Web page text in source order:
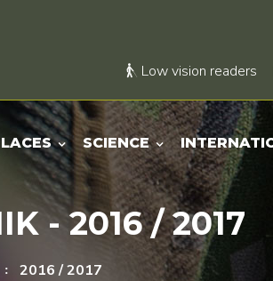
Low vision readers
SCIENCE
- 2016 / 2017
2016 / 2017